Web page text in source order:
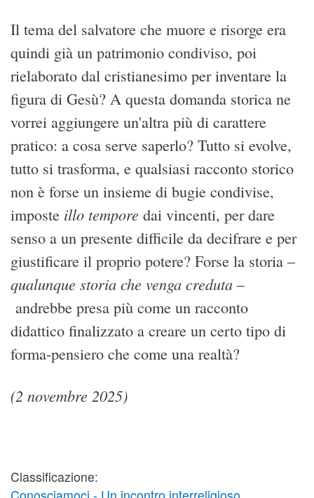
Il tema del salvatore che muore e risorge era
quindi già un patrimonio condiviso, poi
rielaborato dal cristianesimo per inventare la
figura di Gesù? A questa domanda storica ne
vorrei aggiungere un'altra più di carattere
pratico: a cosa serve saperlo? Tutto si evolve,
tutto si trasforma, e qualsiasi racconto storico
non è forse un insieme di bugie condivise,
imposte illo tempore dai vincenti, per dare
senso a un presente difficile da decifrare e per
giustificare il proprio potere? Forse la storia –
qualunque storia che venga creduta –
andrebbe presa più come un racconto
didattico finalizzato a creare un certo tipo di
forma-pensiero che come una realtà?
(2 novembre 2025)
Classificazione: